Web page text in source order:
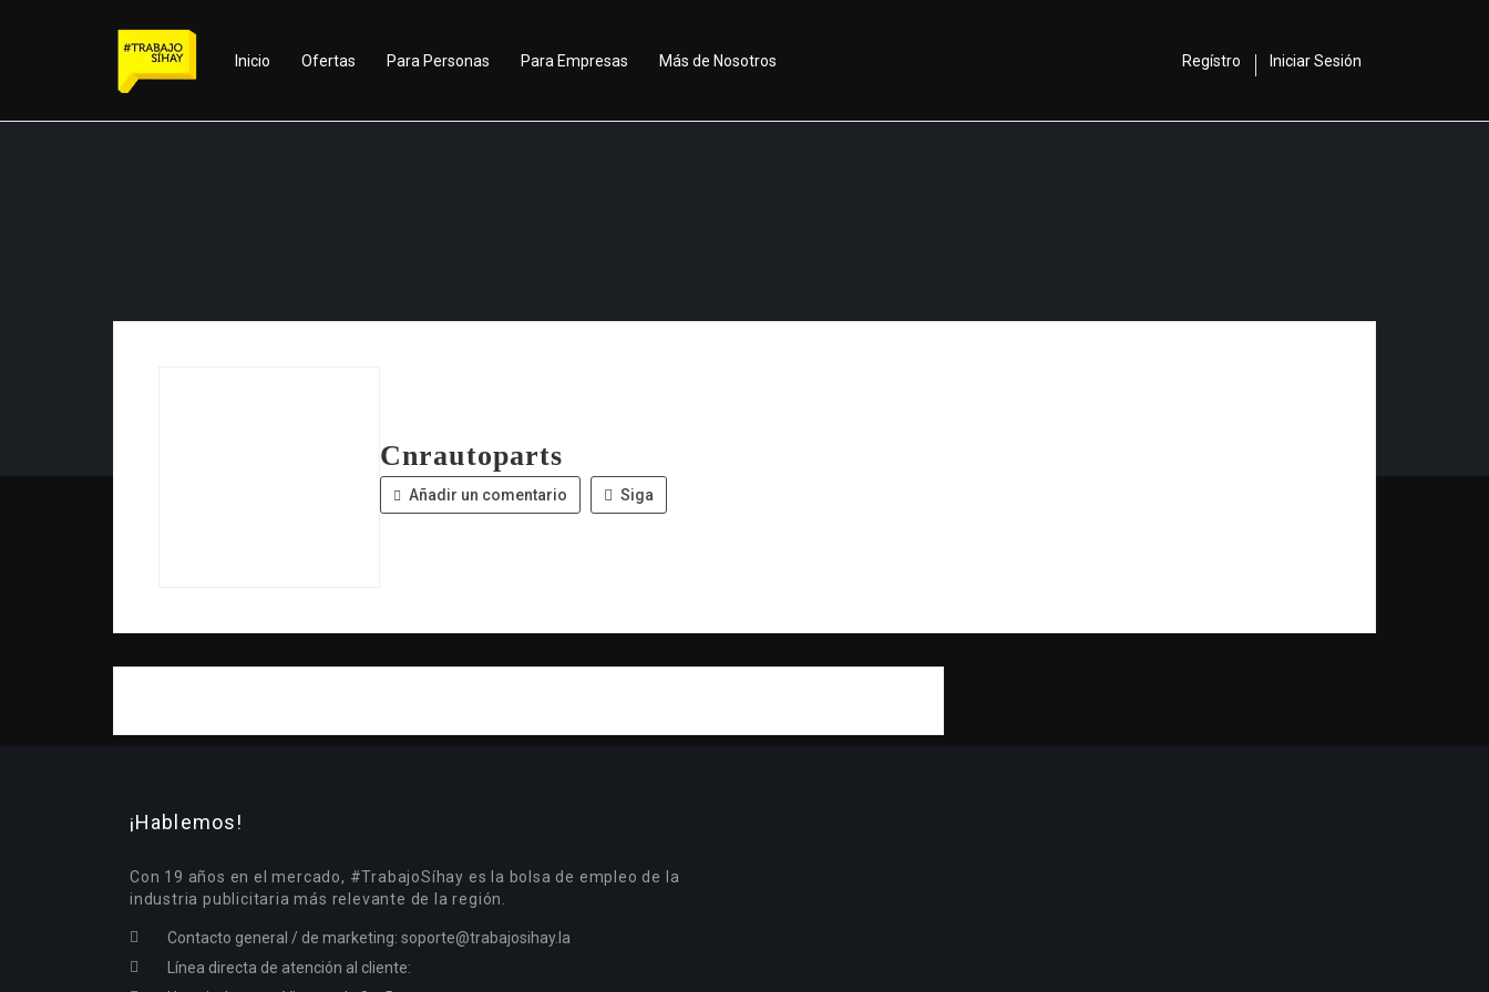
Inicio Ofertas Para Personas Para Empresas Más de Nosotros Regístro Iniciar Sesión
Cnrautoparts
Añadir un comentario Siga
¡Hablemos!
Con 19 años en el mercado, #TrabajoSíhay es la bolsa de empleo de la
industria publicitaria más relevante de la región.
Contacto general / de marketing: soporte@trabajosihay.la
Línea directa de atención al cliente: